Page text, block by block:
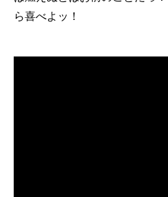
ら喜べよッ！